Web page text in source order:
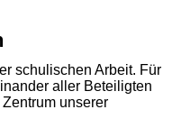
schulischen Arbeit. Für
aller Beteiligten
unserer